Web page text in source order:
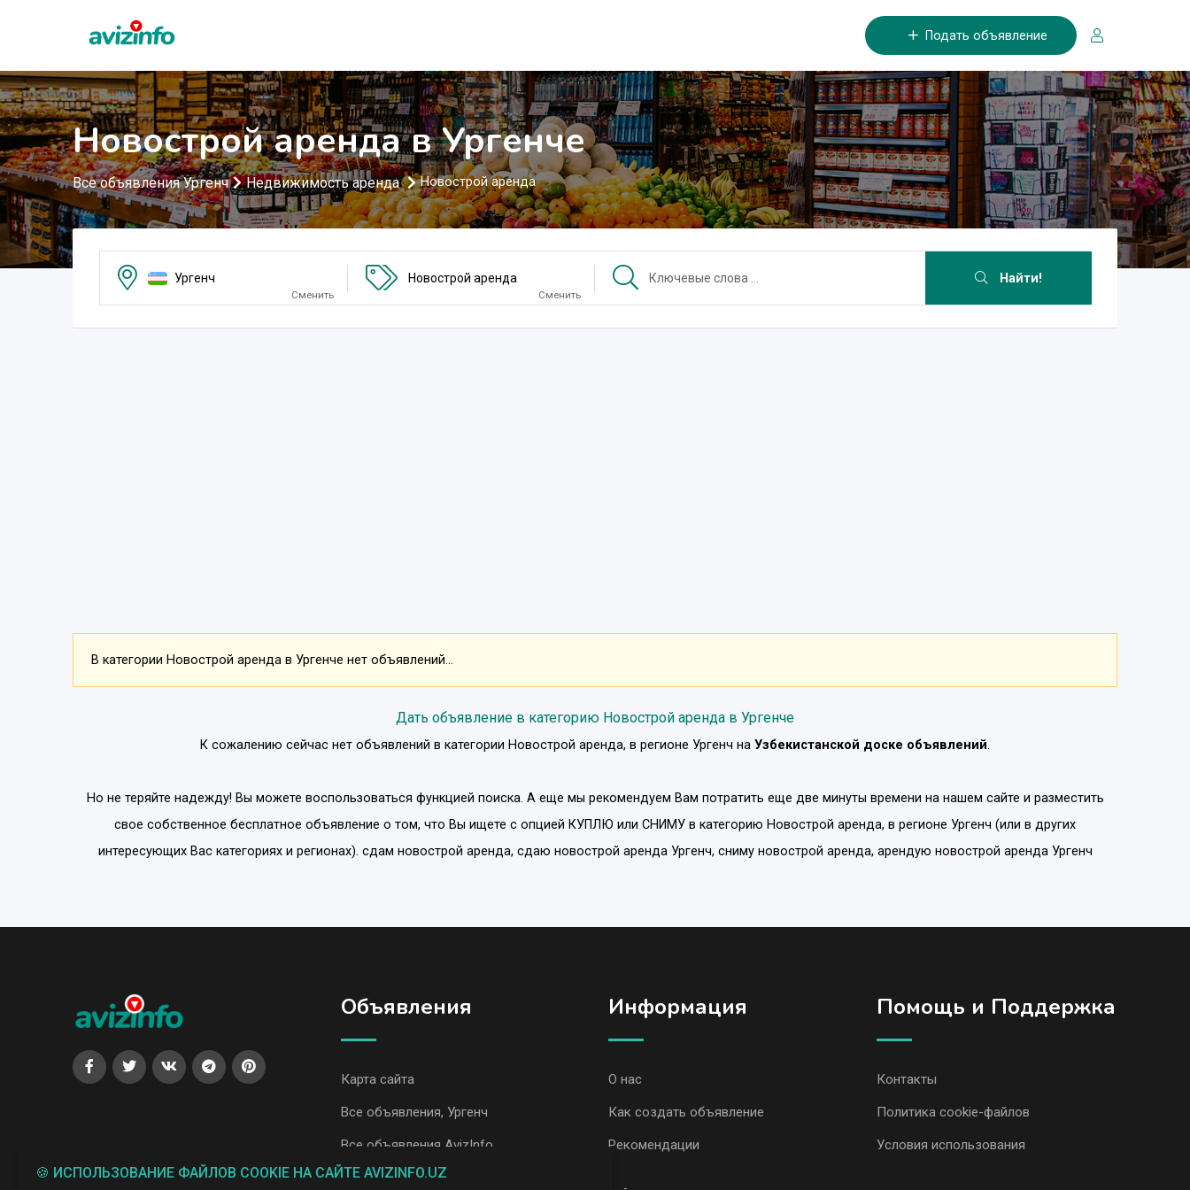
Подать объявление
Новострой аренда в Ургенче
Все объявления Ургенч Недвижимость аренда Новострой аренда
Ургенч
Сменить
Новострой аренда
Сменить
Найти!
В категории Новострой аренда в Ургенче нет объявлений...
Дать объявление в категорию Новострой аренда в Ургенче
К сожалению сейчас нет объявлений в категории Новострой аренда, в регионе Ургенч на Узбекистанской доске объявлений.
Но не теряйте надежду! Вы можете воспользоваться функцией поиска. А еще мы рекомендуем Вам потратить еще две минуты времени на нашем сайте и разместить
свое собственное бесплатное объявление о том, что Вы ищете с опцией КУПЛЮ или СНИМУ в категорию Новострой аренда, в регионе Ургенч (или в других
интересующих Вас категориях и регионах). сдам новострой аренда, сдаю новострой аренда Ургенч, сниму новострой аренда, арендую новострой аренда Ургенч
Объявления
Карта сайта
Все объявления, Ургенч
Все объявления AvizInfo
Информация
О нас
Как создать объявление
Рекомендации
Помощь и Поддержка
Контакты
Политика cookie-файлов
Условия использования
🍪 ИСПОЛЬЗОВАНИЕ ФАЙЛОВ COOKIE НА САЙТЕ AVIZINFO.UZ